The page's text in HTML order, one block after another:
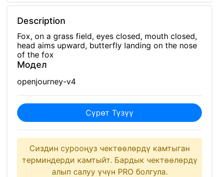
Description
Fox, on a grass field, eyes closed, mouth closed,
head aims upward, butterfly landing on the nose
of the fox
Модел
openjourney-v4
Сүрөт Түзүү
Сиздин сурооңуз чектөөлөрдү камтыган
терминдерди камтыйт. Бардык чектөөлөрдү
алып салуу үчүн PRO болгула.